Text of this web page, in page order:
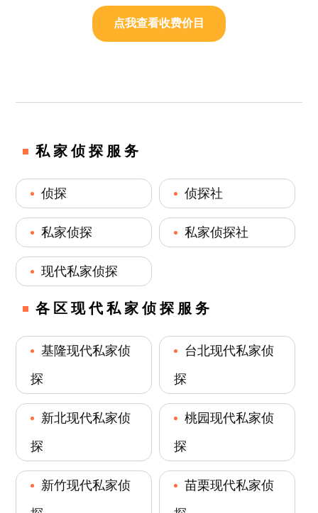
点我查看收费价目
私家侦探服务
侦探 侦探社
私家侦探 私家侦探社
现代私家侦探
各区现代私家侦探服务
基隆现代私家侦
探
台北现代私家侦
探
新北现代私家侦
探
桃园现代私家侦
探
新竹现代私家侦
苗栗现代私家侦